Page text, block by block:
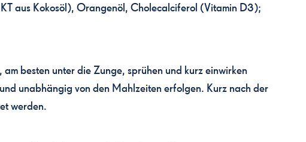
aus Kokosöl), Orangenöl, Cholecalciferol (Vitamin D3);
besten unter die Zunge, sprühen und kurz einwirken
unabhängig von den Mahlzeiten erfolgen. Kurz nach der
werden.